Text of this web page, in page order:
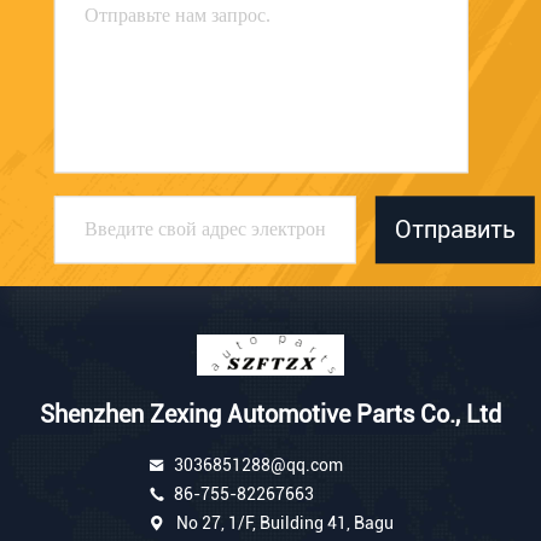
Отправить
Shenzhen Zexing Automotive Parts Co., Ltd
3036851288@qq.com
86-755-82267663
No 27, 1/F, Building 41, Bagu